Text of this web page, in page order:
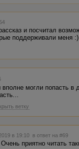
и посчитал
поддерживали меня :)
могли попасть в
ветку
в 19:10 в ответ на #69
приятно читать